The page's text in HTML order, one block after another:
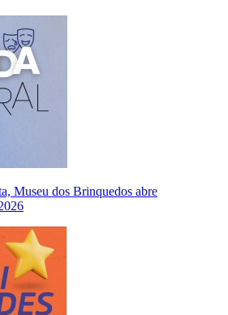
Museu dos Brinquedos abre